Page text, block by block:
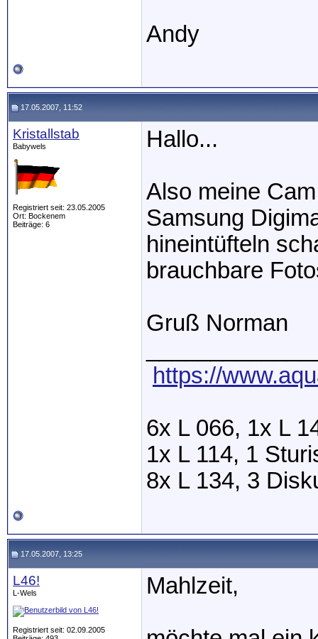
Andy
17.05.2007, 11:52
Kristallstab
Babywels
Registriert seit: 23.05.2005
Ort: Bockenem
Beiträge: 6
Hallo...
Also meine
Samsung
hineintüfteln
brauchbare
Gruß Norman
https://
6x L 066, 1x L
1x L 114, 1
8x L 134, 3
17.05.2007, 13:25
L46!
L-Wels
Registriert seit: 02.09.2005
Mahlzeit,